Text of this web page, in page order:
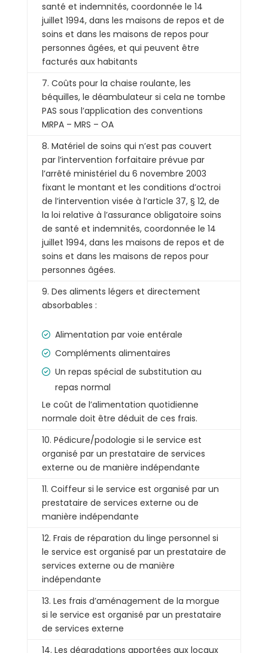
santé et indemnités, coordonnée le 14
juillet 1994, dans les maisons de repos et de
soins et dans les maisons de repos pour
personnes âgées, et qui peuvent être
facturés aux habitants
7. Coûts pour la chaise roulante, les
béquilles, le déambulateur si cela ne tombe
PAS sous l’application des conventions
MRPA – MRS – OA
8. Matériel de soins qui n’est pas couvert
par l’intervention forfaitaire prévue par
l’arrêté ministériel du 6 novembre 2003
fixant le montant et les conditions d’octroi
de l’intervention visée à l’article 37, § 12, de
la loi relative à l’assurance obligatoire soins
de santé et indemnités, coordonnée le 14
juillet 1994, dans les maisons de repos et de
soins et dans les maisons de repos pour
personnes âgées.
9. Des aliments légers et directement
absorbables :
Alimentation par voie entérale
Compléments alimentaires
Un repas spécial de substitution au
repas normal
Le coût de l’alimentation quotidienne
normale doit être déduit de ces frais.
10. Pédicure/podologie si le service est
organisé par un prestataire de services
externe ou de manière indépendante
11. Coiffeur si le service est organisé par un
prestataire de services externe ou de
manière indépendante
12. Frais de réparation du linge personnel si
le service est organisé par un prestataire de
services externe ou de manière
indépendante
13. Les frais d’aménagement de la morgue
si le service est organisé par un prestataire
de services externe
14. Les dégradations apportées aux locaux